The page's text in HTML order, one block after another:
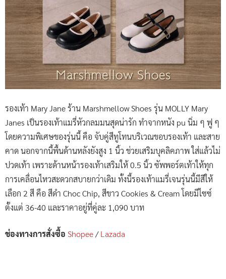
รองเท้า Mary Jane ร้าน Marshmellow Shoes รุ่น MOLLY Mary
Janes เป็นรองเท้าแมรี่หัวกลมมนสุดน่ารัก ทำจากหนัง pu นิ่ม ๆ ฟู ๆ
โดยความพิเศษของรุ่นนี้ คือ จับคู่สีทูโทนบริเวณขอบรองเท้า และสาย
คาด นอกจากนี้พื้นด้านหลังยังสูง 1 นิ้ว ช่วยเสริมบุคลิคภาพ ใส่แล้วไม่
ปวดเท้า เพราะด้านหน้ารองเท้าเสริมให้ 0.5 นิ้ว ซัพพอร์ตเท้าให้ทุก
การเคลื่อนไหวสะดวกสบายกว่าเดิม ทั้งนี้รองเท้าแมรี่เจนรุ่นนี้มีสีให้
เลือก 2 สี คือ สีดำ Choc Chip, สีขาว Cookies & Cream โดยมีไซซ์
ตั้งแต่ 36-40 และราคาอยู่ที่คู่ละ 1,090 บาท
ช่องทางการสั่งซื้อ Shopee/Lazada